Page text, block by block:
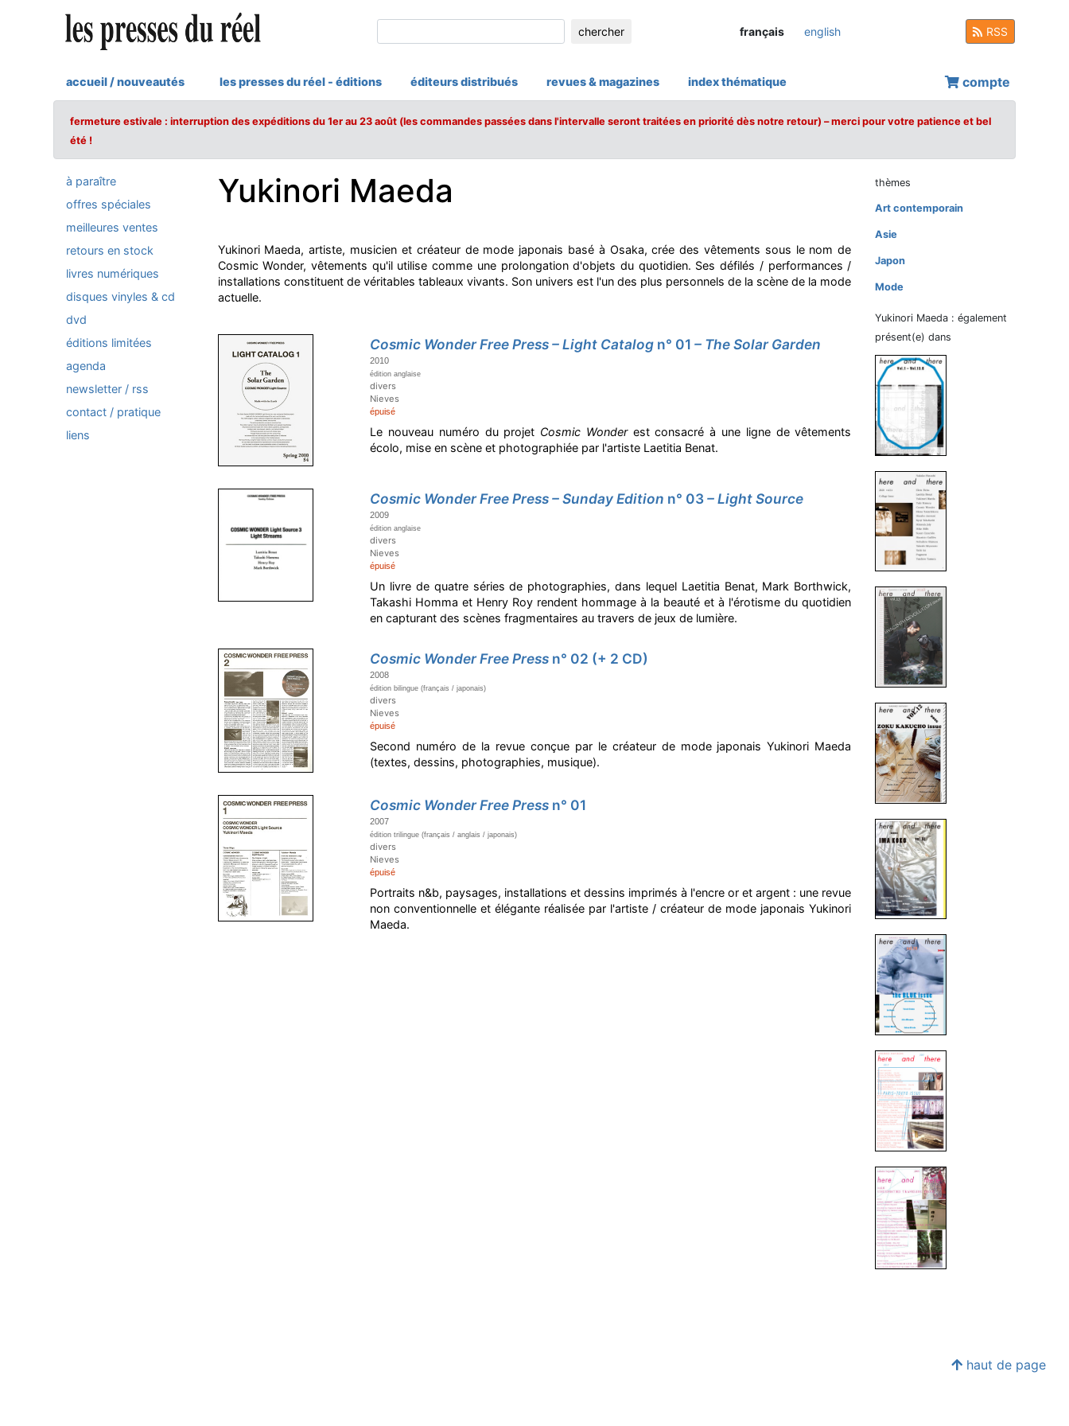
chercher français english RSS
accueil / nouveautés les presses du réel - éditions éditeurs distribués revues & magazines index thématique compte
fermeture estivale : interruption des expéditions du 1er au 23 août (les commandes passées dans l'intervalle seront traitées en priorité dès notre retour) – merci pour votre patience et bel
été !
à paraître
offres spéciales
meilleures ventes
retours en stock
livres numériques
disques vinyles & cd
dvd
éditions limitées
agenda
newsletter / rss
contact / pratique
liens
Yukinori Maeda
Yukinori Maeda, artiste, musicien et créateur de mode japonais basé à Osaka, crée des vêtements sous le nom de
Cosmic Wonder, vêtements qu'il utilise comme une prolongation d'objets du quotidien. Ses défilés / performances /
installations constituent de véritables tableaux vivants. Son univers est l'un des plus personnels de la scène de la mode
actuelle.
Cosmic Wonder Free Press – Light Catalog n° 01 – The Solar Garden
2010
édition anglaise
divers
Nieves
épuisé
Le nouveau numéro du projet Cosmic Wonderest consacré à une ligne de vêtements
écolo, mise en scène et photographiée par l'artiste Laetitia Benat.
Cosmic Wonder Free Press – Sunday Edition n° 03– Light Source
2009
édition anglaise
divers
Nieves
épuisé
Un livre de quatre séries de photographies, dans lequel Laetitia Benat, Mark Borthwick,
Takashi Homma et Henry Roy rendent hommage à la beauté et à l'érotisme du quotidien
en capturant des scènes fragmentaires au travers de jeux de lumière.
Cosmic Wonder Free Press n° 02 (+ 2 CD)
2008
édition bilingue (français / japonais)
divers
Nieves
épuisé
Second numéro de la revue conçue par le créateur de mode japonais Yukinori Maeda
(textes, dessins, photographies, musique).
Cosmic Wonder Free Press n° 01
2007
édition trilingue (français / anglais / japonais)
divers
Nieves
épuisé
Portraits n&b, paysages, installations et dessins imprimés à l'encre or et argent : une revue
non conventionnelle et élégante réalisée par l'artiste / créateur de mode japonais Yukinori
Maeda.
thèmes
Art contemporain
Asie
Japon
Mode
Yukinori Maeda : également
présent(e) dans
haut de page